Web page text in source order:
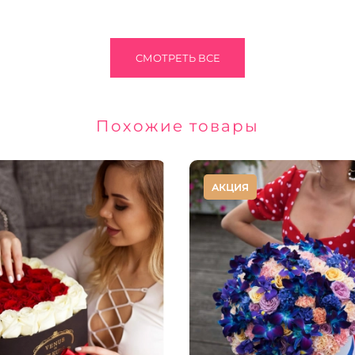
СМОТРЕТЬ ВСЕ
Похожие товары
АКЦИЯ